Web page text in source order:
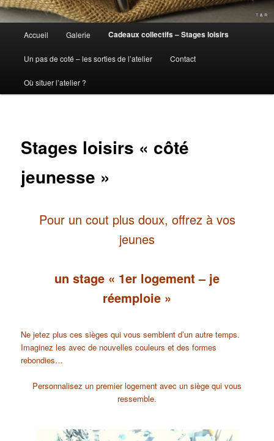
principal
Accueil Galerie Cadeaux collectifs – Stages loisirs
Un pas de coté – les sorties de l’atelier Contact
Où situer l’atelier ?
Stages loisirs « côté
jeunesse »
Pour un cout plus doux, offrez à vos
jeunes
un stage « 1er logement – je
réemploie »
Ne jetez plus ces sièges qui vous semblent d’un autre temps.
Imaginez les avec de nouvelles couleurs et des formes
rebondies…
Personnalisez un premier logement avec un siège qui vous
ressemble.